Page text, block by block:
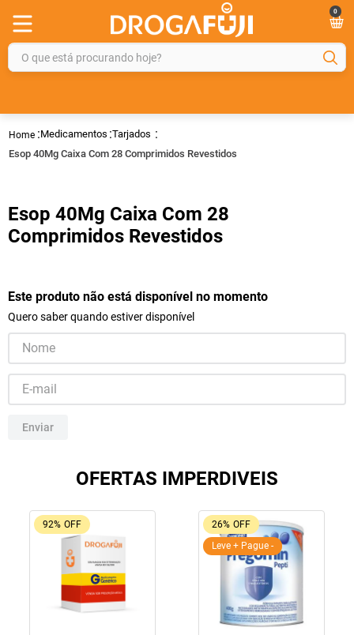
0
O que está procurando hoje?
Medicamentos Tarjados
Esop 40Mg Caixa Com 28 Comprimidos Revestidos
Esop 40Mg Caixa Com 28
Comprimidos Revestidos
Este produto não está disponível no momento
Quero saber quando estiver disponível
Enviar
OFERTAS IMPERDIVEIS
92% OFF 26% OFF
Leve + Pague -
2º
gelmax
5º
protetor solar
8º
fraldas geriátricas
10º tadalafila